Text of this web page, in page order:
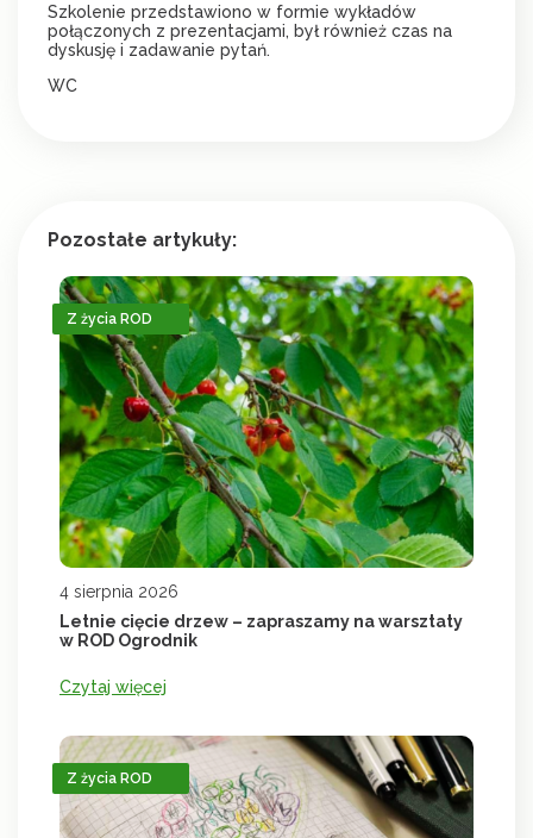
Szkolenie przedstawiono w formie wykładów
połączonych z prezentacjami, był również czas na
dyskusję i zadawanie pytań.
WC
Pozostałe artykuły:
Z życia ROD
4 sierpnia 2026
Letnie cięcie drzew – zapraszamy na warsztaty
w ROD Ogrodnik
Czytaj więcej
Z życia ROD